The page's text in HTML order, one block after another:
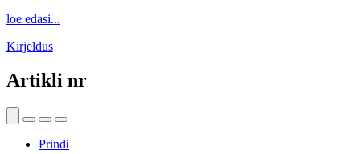
loe edasi...
Kirjeldus
Artikli nr
Prindi